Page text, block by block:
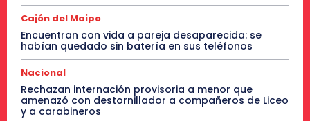
Cajón del Maipo
Encuentran con vida a pareja desaparecida: se
habían quedado sin batería en sus teléfonos
Nacional
Rechazan internación provisoria a menor que
amenazó con destornillador a compañeros de Liceo
y a carabineros